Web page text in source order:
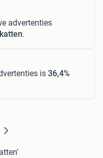
advertenties
.
is 36,4%